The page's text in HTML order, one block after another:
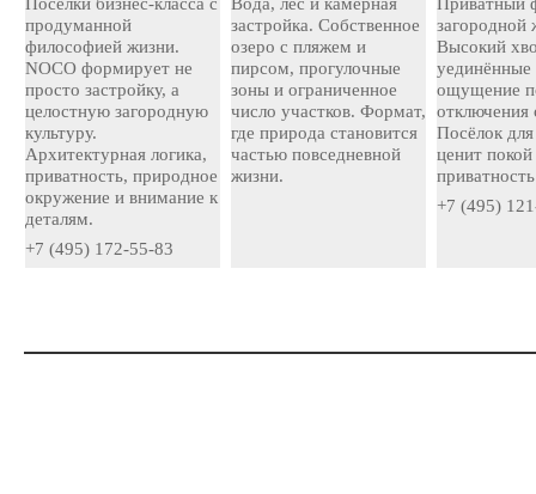
продуманной
философией жизни.
NOCO формирует не
просто застройку, а
целостную загородную
культуру.
Архитектурная логика,
приватность, природное
окружение и внимание к
деталям.
+7 (495) 172-55-83
застройка. Собственное
озеро с пляжем и
пирсом, прогулочные
зоны и ограниченное
число участков. Формат,
где природа становится
частью повседневной
жизни.
загородной
Высокий
уединённые
ощущение
отключения
Посёлок
ценит
приватность
+7 (495)